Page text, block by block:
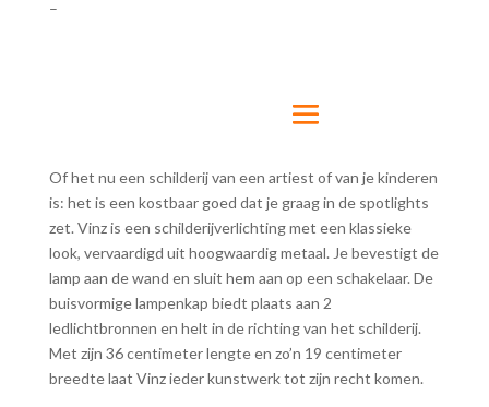
–
Of het nu een schilderij van een artiest of van je kinderen
is: het is een kostbaar goed dat je graag in de spotlights
zet. Vinz is een schilderijverlichting met een klassieke
look, vervaardigd uit hoogwaardig metaal. Je bevestigt de
lamp aan de wand en sluit hem aan op een schakelaar. De
buisvormige lampenkap biedt plaats aan 2
ledlichtbronnen en helt in de richting van het schilderij.
Met zijn 36 centimeter lengte en zo’n 19 centimeter
breedte laat Vinz ieder kunstwerk tot zijn recht komen.